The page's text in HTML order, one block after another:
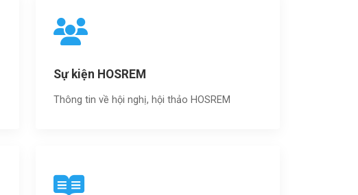
Sự kiện HOSREM
Thông tin về hội nghị, hội thảo HOSREM